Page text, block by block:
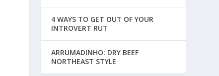
4 WAYS TO GET OUT OF YOUR
INTROVERT RUT
ARRUMADINHO: DRY BEEF
NORTHEAST STYLE